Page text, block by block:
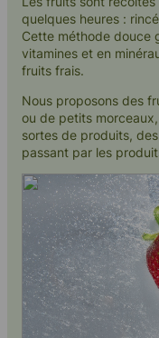
quelques heures :
Cette méthode douce
vitamines et en
fruits frais.
Nous proposons des
ou de petits
sortes de produits,
passant par les